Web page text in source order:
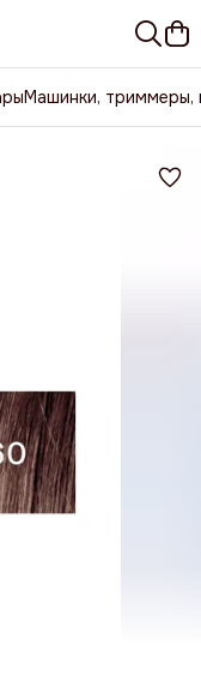
Машинки, триммеры,